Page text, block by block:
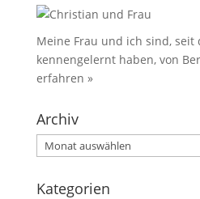
Meine Frau und ich sind, seit
kennengelernt haben, von
erfahren »
Archiv
Archiv
Kategorien